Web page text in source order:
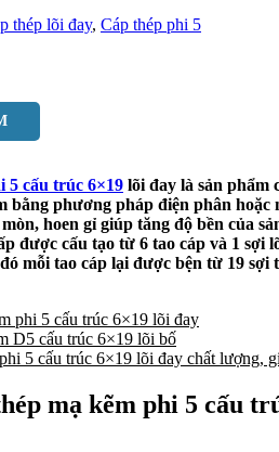
thép lõi đay, Cáp thép phi 5
5 cấu trúc 6×19 lõi đay là sản phẩm
bằng phương pháp điện phân hoặc
hoen gỉ giúp tăng độ bền của
được cấu tạo từ 6 tao cáp và 1 sợi
mỗi tao cáp lại được bện từ 19 sợi
phi 5 cấu trúc 6×19 lõi đay
D5 cấu trúc 6×19 lõi bố
5 cấu trúc 6×19 lõi đay chất lượng,
mạ kẽm phi 5 cấu